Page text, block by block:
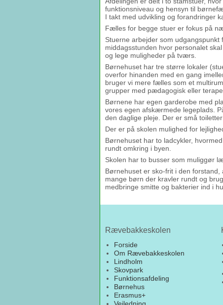
funktionsniveau og hensyn til
I takt med udvikling og forandringer
Fælles for begge stuer er fokus på
Stuerne arbejder som
middagsstunden hvor personalet
og lege muligheder på tværs.
Børnehuset har tre større lokaler
overfor hinanden med en gang
bruger vi mere fælles som et
grupper med pædagogisk eller
Børnene har egen garderobe med
vores egen afskærmede legeplads.
den daglige pleje. Der er små
Der er på skolen mulighed for
Børnehuset har to ladcykler,
rundt omkring i byen.
Skolen har to busser som muliggør
Børnehuset er sko-frit i den
mange børn der kravler rundt og
medbringe smitte og bakterier ind i
Rævebakkeskolen
Forside
Om Rævebakkeskolen
Lindholm
Skovpark
Funktionsafdeling
Børnehus
Erasmus+